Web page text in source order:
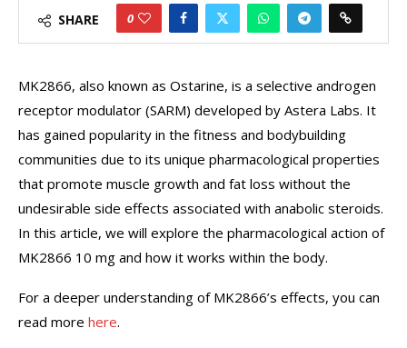
SHARE 0
MK2866, also known as Ostarine, is a selective androgen
receptor modulator (SARM) developed by Astera Labs. It
has gained popularity in the fitness and bodybuilding
communities due to its unique pharmacological properties
that promote muscle growth and fat loss without the
undesirable side effects associated with anabolic steroids.
In this article, we will explore the pharmacological action of
MK2866 10 mg and how it works within the body.
For a deeper understanding of MK2866’s effects, you can
read more here.